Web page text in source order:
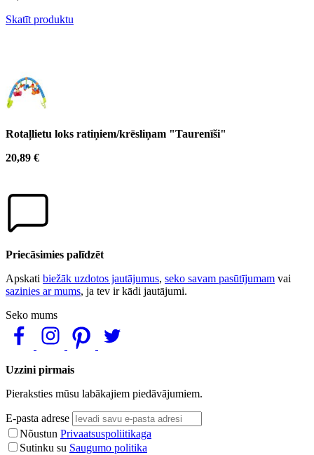
Skatīt produktu
Rotaļlietu loks ratiņiem/krēsliņam "Taurenīši"
20,89 €
Priecāsimies palīdzēt
Apskati biežāk uzdotos jautājumus, seko savam pasūtījumam vai
sazinies ar mums, ja tev ir kādi jautājumi.
Seko mums
Uzzini pirmais
Pieraksties mūsu labākajiem piedāvājumiem.
E-pasta adrese
Nõustun Privaatsuspoliitikaga
Sutinku su Saugumo politika